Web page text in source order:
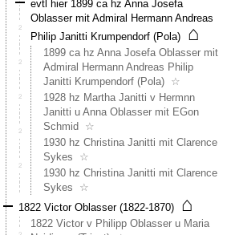
u
20)
Sohn
Nidrist.
ist
auf
Nach
evtl hier 1899 ca hz Anna Josefa
Oblasser mit Admiral Hermann Andreas
Philip Janitti Krumpendorf (Pola)
⌂
1899 ca hz Anna Josefa Oblasser mit
Admiral Hermann Andreas Philip
Janitti Krumpendorf (Pola)
☆
1928 hz Martha Janitti v Hermnn
Janitti u Anna Oblasser mit EGon
Schmid
☆
1930 hz Christina Janitti mit Clarence
Sykes
☆
1930 hz Christina Janitti mit Clarence
Sykes
☆
1822 Victor Oblasser (1822-1870)
⌂
1822 Victor v Philipp Oblasser u Maria